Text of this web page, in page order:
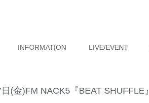
INFORMATION LIVE/EVENT
(金)FM NACK5『BEAT SHUFFLE